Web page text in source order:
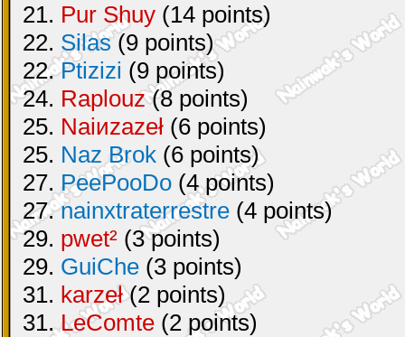
21. Pur Shuy (14 points)
22. Silas(9 points)
22.Ptizizi (9 points)
24. Raplouz(8 points)
25. Naiиzazeł (6 points)
25. Naz Brok (6 points)
27. PeePooDo (4 points)
27.nainxtraterrestre (4 points)
29. pwet² (3 points)
29. GuiChe (3 points)
31. karzeł(2 points)
31.LeComte (2 points)